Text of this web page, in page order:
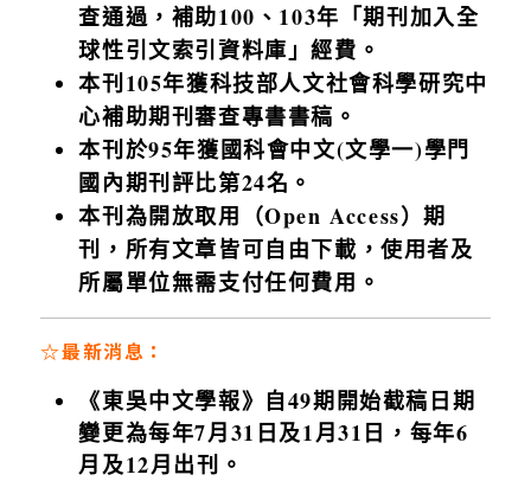
查通過，補助100、103年「期刊加入全
球性引文索引資料庫」經費。
本刊105年獲科技部人文社會科學研究中
心補助期刊審查專書書稿。
本刊於95年獲國科會中文(文學一)學門
國內期刊評比第24名。
本刊為開放取用（Open Access）期
刊，所有文章皆可自由下載，使用者及
所屬單位無需支付任何費用。
☆最新消息：
《東吳中文學報》自49期開始截稿日期
變更為每年7月31日及1月31日，每年6
月及12月出刊。